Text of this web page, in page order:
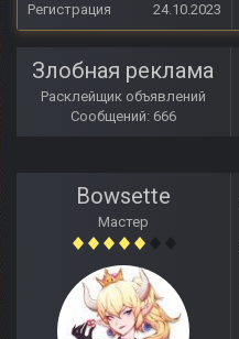
Регистрация
24.10.2023
Злобная реклама
Расклейщик объявлений
Сообщений: 666
Bowsette
Мастер